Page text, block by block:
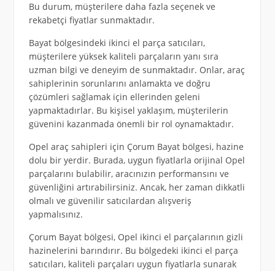
Bu durum, müşterilere daha fazla seçenek ve
rekabetçi fiyatlar sunmaktadır.
Bayat bölgesindeki ikinci el parça satıcıları,
müşterilere yüksek kaliteli parçaların yanı sıra
uzman bilgi ve deneyim de sunmaktadır. Onlar, araç
sahiplerinin sorunlarını anlamakta ve doğru
çözümleri sağlamak için ellerinden geleni
yapmaktadırlar. Bu kişisel yaklaşım, müşterilerin
güvenini kazanmada önemli bir rol oynamaktadır.
Opel araç sahipleri için Çorum Bayat bölgesi, hazine
dolu bir yerdir. Burada, uygun fiyatlarla orijinal Opel
parçalarını bulabilir, aracınızın performansını ve
güvenliğini artırabilirsiniz. Ancak, her zaman dikkatli
olmalı ve güvenilir satıcılardan alışveriş
yapmalısınız.
Çorum Bayat bölgesi, Opel ikinci el parçalarının gizli
hazinelerini barındırır. Bu bölgedeki ikinci el parça
satıcıları, kaliteli parçaları uygun fiyatlarla sunarak